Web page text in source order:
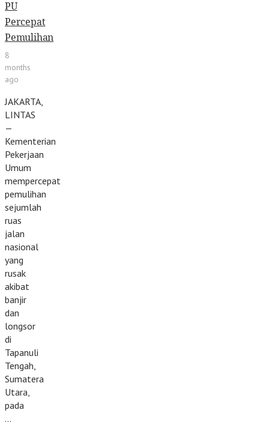
PU
Percepat
Pemulihan
8
months
ago
JAKARTA,
LINTAS
—
Kementerian
Pekerjaan
Umum
mempercepat
pemulihan
sejumlah
ruas
jalan
nasional
yang
rusak
akibat
banjir
dan
longsor
di
Tapanuli
Tengah,
Sumatera
Utara,
pada
…